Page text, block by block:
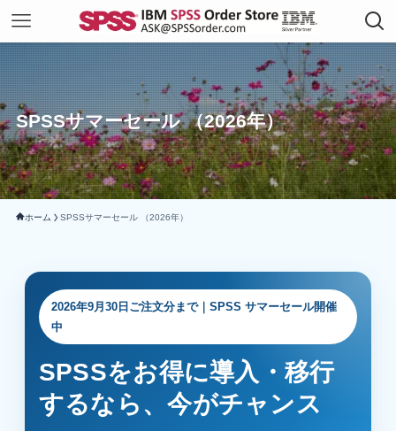
SPSSサマーセール （2026年）
ホーム SPSSサマーセール （2026年）
2026年9月30日ご注文分まで｜SPSS サマーセール開催
中
SPSSをお得に導入・移行
するなら、今がチャンス